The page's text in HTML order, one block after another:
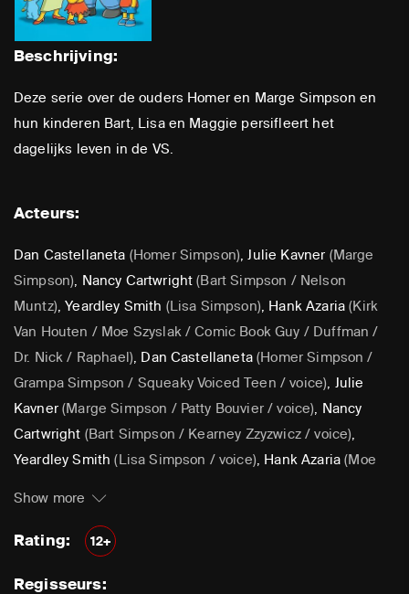
Beschrijving:
Deze serie over de ouders Homer en Marge Simpson en
hun kinderen Bart, Lisa en Maggie persifleert het
dagelijks leven in de VS.
Acteurs:
Dan Castellaneta (Homer Simpson),Julie Kavner (Marge
Simpson), Nancy Cartwright (Bart Simpson / Nelson
Muntz),Yeardley Smith (Lisa Simpson), Hank Azaria (Kirk
Van Houten / Moe Szyslak / Comic Book Guy / Duffman /
Dr. Nick / Raphael), Dan Castellaneta(Homer Simpson /
Grampa Simpson / Squeaky Voiced Teen / voice), Julie
Kavner(Marge Simpson / Patty Bouvier / voice), Nancy
Cartwright (Bart Simpson / Kearney Zzyzwicz / voice),
Yeardley Smith (Lisa Simpson / voice), Hank Azaria (Moe
Castellaneta(Homer Simpson / Kodos)
(Bart Simpson)
Houten / Clancy Wiggum / Snake Jailbird / Maximilian von
Show more
Rating: 12+
Regisseurs: